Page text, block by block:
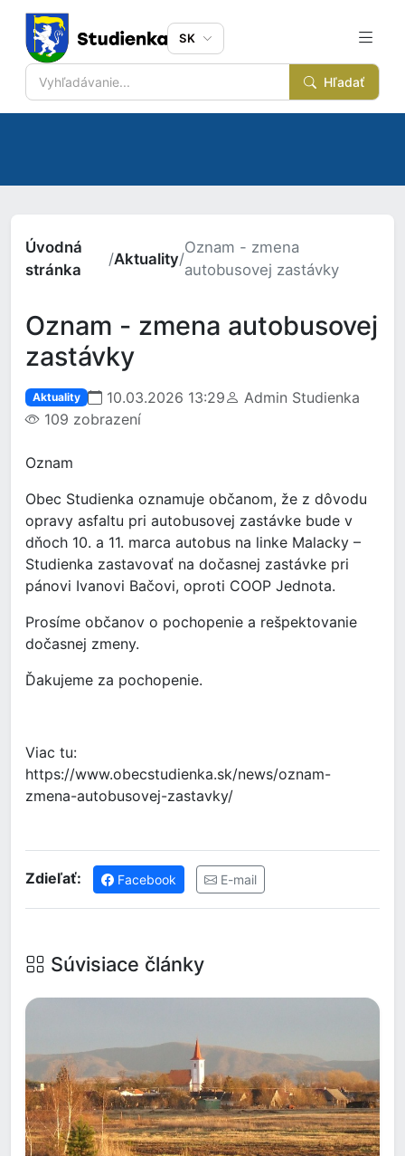
Hľadať
SK
Úvodná
stránka
/Aktuality/
Oznam - zmena
autobusovej zastávky
Oznam - zmena autobusovej
zastávky
Aktuality 10.03.2026 13:29
Admin Studienka
109 zobrazení
Oznam
Obec Studienka oznamuje občanom, že z dôvodu
opravy asfaltu pri autobusovej zastávke bude v
dňoch 10. a 11. marca autobus na linke Malacky –
Studienka zastavovať na dočasnej zastávke pri
pánovi Ivanovi Bačovi, oproti COOP Jednota.
Prosíme občanov o pochopenie a rešpektovanie
dočasnej zmeny.
Ďakujeme za pochopenie.
Viac tu:
https://www.obecstudienka.sk/news/oznam-
zmena-autobusovej-zastavky/
Zdieľať: Facebook E-mail
Súvisiace články